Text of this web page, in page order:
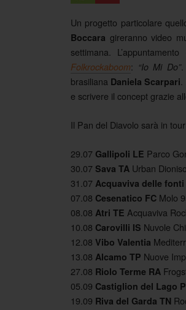
Un progetto particolare
Boccara gireranno video
settimana.
Folkrockaboom: “Io Mi Do”.
brasiliana Daniela Scarpari
e scrivere il concept grazie
Il Pan del Diavolo sarà in
29.07 Gallipoli LE Parco
30.07 Sava TA Urban Dioniso
31.07 Acquaviva delle fonti
07.08 Cesenatico FC Molo
08.08 Atri TE Acquaviva
10.08 Carovilli IS Nuvole
12.08 Vibo Valentia
13.08 Alcamo TP Nuove
27.08 Riolo Terme RA
05.09 Castiglion del Lago
19.09 Riva del Garda TN